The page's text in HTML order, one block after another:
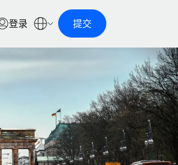
登录 提交